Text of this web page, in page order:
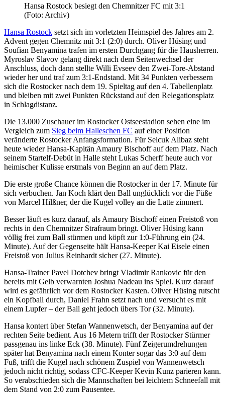
Hansa Rostock besiegt den Chemnitzer FC mit 3:1
(Foto: Archiv)
Hansa Rostock setzt sich im vorletzten Heimspiel des Jahres am 2.
Advent gegen Chemnitz mit 3:1 (2:0) durch. Oliver Hüsing und
Soufian Benyamina trafen im ersten Durchgang für die Hausherren.
Myroslav Slavov gelang direkt nach dem Seitenwechsel der
Anschluss, doch dann stellte Willi Evseev den Zwei-Tore-Abstand
wieder her und traf zum 3:1-Endstand. Mit 34 Punkten verbessern
sich die Rostocker nach dem 19. Spieltag auf den 4. Tabellenplatz
und bleiben mit zwei Punkten Rückstand auf den Relegationsplatz
in Schlagdistanz.
Die 13.000 Zuschauer im Rostocker Ostseestadion sehen eine im
Vergleich zum Sieg beim Halleschen FC auf einer Position
veränderte Rostocker Anfangsformation. Für Selcuk Alibaz steht
heute wieder Hansa-Kapitän Amaury Bischoff auf dem Platz. Nach
seinem Startelf-Debüt in Halle steht Lukas Scherff heute auch vor
heimischer Kulisse erstmals von Beginn an auf dem Platz.
Die erste große Chance können die Rostocker in der 17. Minute für
sich verbuchen. Jan Koch klärt den Ball unglücklich vor die Füße
von Marcel Hilßner, der die Kugel volley an die Latte zimmert.
Besser läuft es kurz darauf, als Amaury Bischoff einen Freistoß von
rechts in den Chemnitzer Strafraum bringt. Oliver Hüsing kann
völlig frei zum Ball stürmen und köpft zur 1:0-Führung ein (24.
Minute). Auf der Gegenseite hält Hansa-Keeper Kai Eisele einen
Freistoß von Julius Reinhardt sicher (27. Minute).
Hansa-Trainer Pavel Dotchev bringt Vladimir Rankovic für den
bereits mit Gelb verwarnten Joshua Nadeau ins Spiel. Kurz darauf
wird es gefährlich vor dem Rostocker Kasten. Oliver Hüsing rutscht
ein Kopfball durch, Daniel Frahn setzt nach und versucht es mit
einem Lupfer – der Ball geht jedoch übers Tor (32. Minute).
Hansa kontert über Stefan Wannenwetsch, der Benyamina auf der
rechten Seite bedient. Aus 16 Metern trifft der Rostocker Stürmer
passgenau ins linke Eck (38. Minute). Fünf Zeigerumdrehungen
später hat Benyamina nach einem Konter sogar das 3:0 auf dem
Fuß, trifft die Kugel nach schönem Zuspiel von Wannenwetsch
jedoch nicht richtig, sodass CFC-Keeper Kevin Kunz parieren kann.
So verabschieden sich die Mannschaften bei leichtem Schneefall mit
dem Stand von 2:0 zum Pausentee.